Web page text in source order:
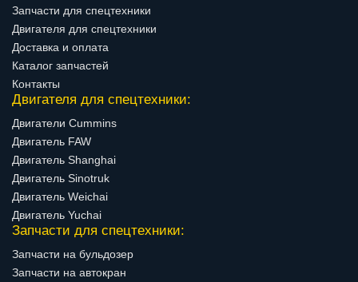
Запчасти для спецтехники
Двигателя для спецтехники
Доставка и оплата
Каталог запчастей
Контакты
Двигателя для спецтехники:
Двигатели Cummins
Двигатель FAW
Двигатель Shanghai
Двигатель Sinotruk
Двигатель Weichai
Двигатель Yuchai
Запчасти для спецтехники:
Запчасти на бульдозер
Запчасти на автокран